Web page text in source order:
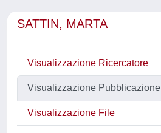
SATTIN, MARTA
Visualizzazione Ricercatore
Visualizzazione Pubblicazione
Visualizzazione File